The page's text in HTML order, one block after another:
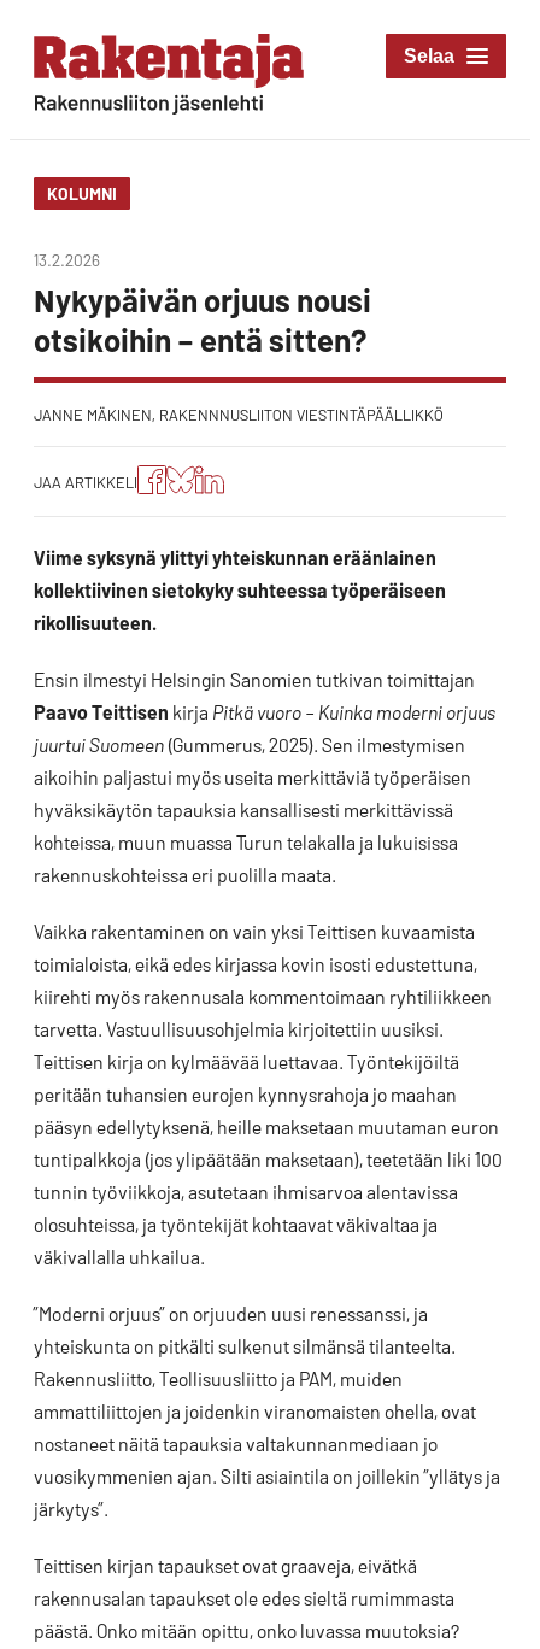
Siirry
suoraan
sisältöön
Rakentaja-lehti
KOLUMNI
13.2.2026
Nykypäivän orjuus nousi
otsikoihin – entä sitten?
JANNE MÄKINEN, RAKENNNUSLIITON VIESTINTÄPÄÄLLIKKÖ
JAA ARTIKKELI
Jaa
artikkeli
Facebookissa
Jaa
artikkeli
Blueskyssa
Jako:
Jaa
artikkeli
LinkedIn:ssä
Viime syksynä ylittyi yhteiskunnan eräänlainen
kollektiivinen sietokyky suhteessa työperäiseen
rikollisuuteen.
Ensin ilmestyi Helsingin Sanomien tutkivan toimittajan
Paavo Teittisen kirja Pitkä vuoro – Kuinka moderni orjuus
juurtui Suomeen (Gummerus, 2025). Sen ilmestymisen
aikoihin paljastui myös useita merkittäviä työperäisen
hyväksikäytön tapauksia kansallisesti merkittävissä
kohteissa, muun muassa Turun telakalla ja lukuisissa
rakennuskohteissa eri puolilla maata.
Vaikka rakentaminen on vain yksi Teittisen kuvaamista
toimialoista, eikä edes kirjassa kovin isosti edustettuna,
kiirehti myös rakennusala kommentoimaan ryhtiliikkeen
tarvetta. Vastuullisuusohjelmia kirjoitettiin uusiksi.
Teittisen kirja on kylmäävää luettavaa. Työntekijöiltä
peritään tuhansien eurojen kynnysrahoja jo maahan
pääsyn edellytyksenä, heille maksetaan muutaman euron
tuntipalkkoja (jos ylipäätään maksetaan), teetetään liki 100
tunnin työviikkoja, asutetaan ihmisarvoa alentavissa
olosuhteissa, ja työntekijät kohtaavat väkivaltaa ja
väkivallalla uhkailua.
”Moderni orjuus” on orjuuden uusi renessanssi, ja
yhteiskunta on pitkälti sulkenut silmänsä tilanteelta.
Rakennusliitto, Teollisuusliitto ja PAM, muiden
ammattiliittojen ja joidenkin viranomaisten ohella, ovat
nostaneet näitä tapauksia valtakunnanmediaan jo
vuosikymmenien ajan. Silti asiaintila on joillekin ”yllätys ja
järkytys”.
Teittisen kirjan tapaukset ovat graaveja, eivätkä
rakennusalan tapaukset ole edes sieltä rumimmasta
päästä. Onko mitään opittu, onko luvassa muutoksia?